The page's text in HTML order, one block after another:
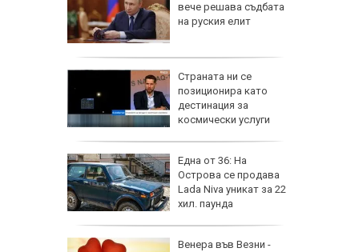
вече решава съдбата
на руския елит
Страната ни се
позиционира като
дестинация за
космически услуги
Една от 36: На
Острова се продава
Lada Niva уникат за 22
хил. паунда
Венера във Везни -